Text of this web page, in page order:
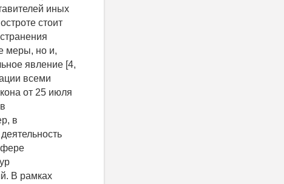
иных
стоит
меры, но и,
явление [4,
всеми
от 25 июля
в
В рамках